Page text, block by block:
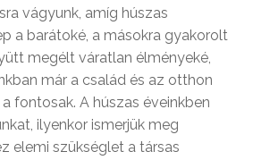
vágyunk, amíg húszas
a barátoké, a másokra gyakorolt
megélt váratlan élményeké,
már a család és az otthon
fontosak. A húszas éveinkben
ilyenkor ismerjük meg
elemi szükséglet a társas